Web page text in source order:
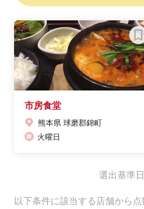
市房食堂
熊本県 球磨郡錦町
火曜日
選出基準
以下条件に該当する店舗から